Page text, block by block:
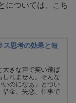
については、こち
ス思考の効果と短
大きな声で笑い飛ば
しれません。そんな
いのになぁ」とつい
借金、失恋、仕事で